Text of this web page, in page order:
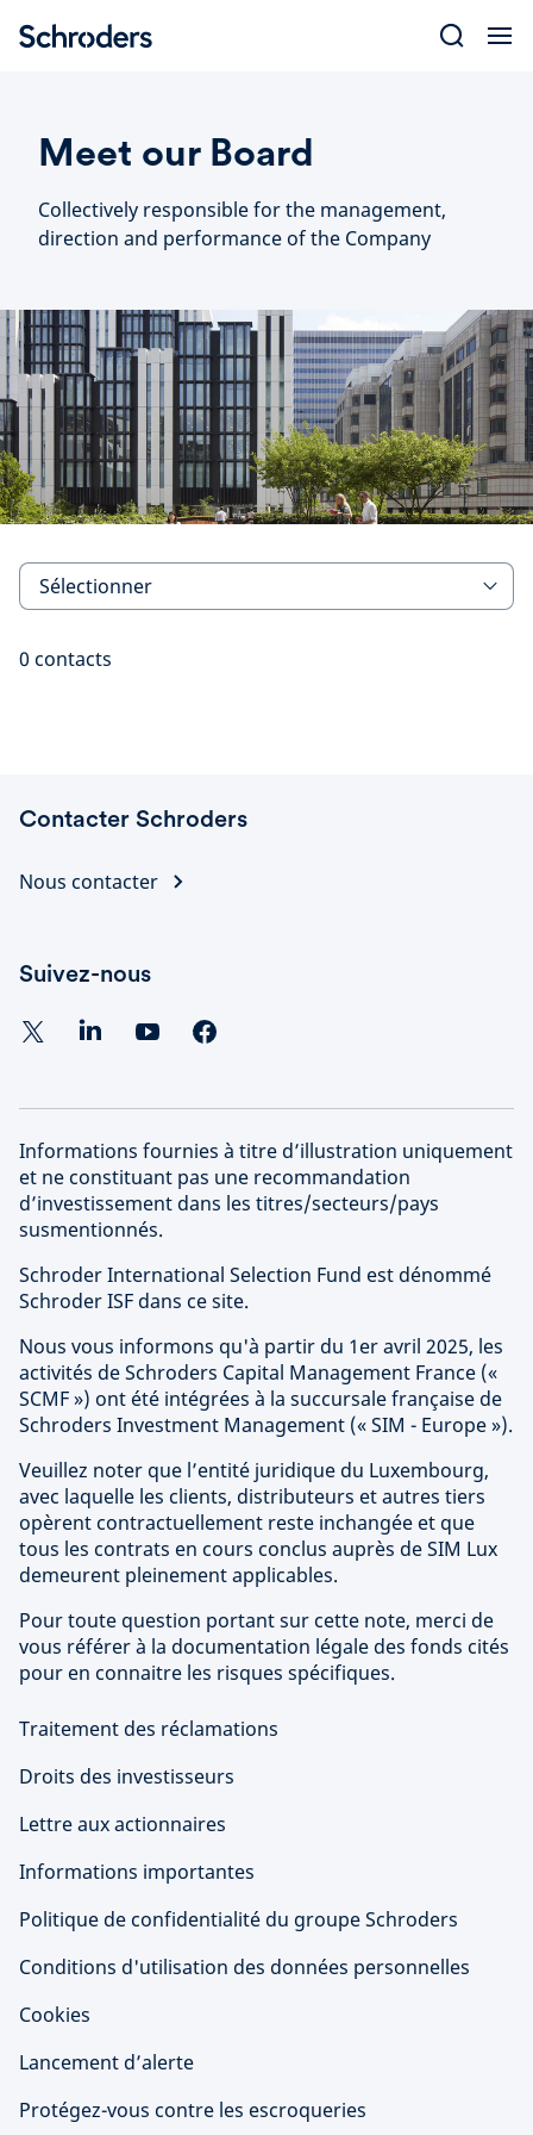
Meet our Board
Collectively responsible for the management,
direction and performance of the Company
Sélectionner
0 contacts
Contacter Schroders
Nous contacter
Suivez-nous
Informations fournies à titre d’illustration uniquement
et ne constituant pas une recommandation
d’investissement dans les titres/secteurs/pays
susmentionnés.
Schroder International Selection Fund est dénommé
Schroder ISF dans ce site.
Nous vous informons qu'à partir du 1er avril 2025, les
activités de Schroders Capital Management France («
SCMF ») ont été intégrées à la succursale française de
Schroders Investment Management (« SIM - Europe »).
Veuillez noter que l’entité juridique du Luxembourg,
avec laquelle les clients, distributeurs et autres tiers
opèrent contractuellement reste inchangée et que
tous les contrats en cours conclus auprès de SIM Lux
demeurent pleinement applicables.
Pour toute question portant sur cette note, merci de
vous référer à la documentation légale des fonds cités
pour en connaitre les risques spécifiques.
Traitement des réclamations
Droits des investisseurs
Lettre aux actionnaires
Informations importantes
Politique de confidentialité du groupe Schroders
Conditions d'utilisation des données personnelles
Cookies
Lancement d’alerte
Protégez-vous contre les escroqueries